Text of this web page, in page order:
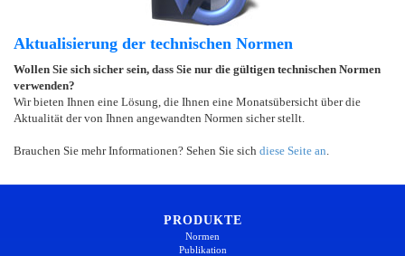
Aktualisierung der technischen Normen
Wollen Sie sich sicher sein, dass Sie nur die gültigen technischen Normen
verwenden?
Wir bieten Ihnen eine Lösung, die Ihnen eine Monatsübersicht über die
Aktualität der von Ihnen angewandten Normen sicher stellt.
Brauchen Sie mehr Informationen? Sehen Sie sich diese Seite an
PRODUKTE
Normen
Publikation